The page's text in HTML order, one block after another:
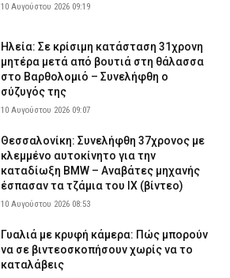
10 Αυγούστου 2026 09:19
Ηλεία: Σε κρίσιμη κατάσταση 31χρονη
μητέρα μετά από βουτιά στη θάλασσα
στο Βαρθολομιό – Συνελήφθη ο
σύζυγός της
10 Αυγούστου 2026 09:07
Θεσσαλονίκη: Συνελήφθη 37χρονος με
κλεμμένο αυτοκίνητο για την
καταδίωξη BMW – Αναβάτες μηχανής
έσπασαν τα τζάμια του ΙΧ (βίντεο)
10 Αυγούστου 2026 08:53
Γυαλιά με κρυφή κάμερα: Πώς μπορούν
να σε βιντεοσκοπήσουν χωρίς να το
καταλάβεις